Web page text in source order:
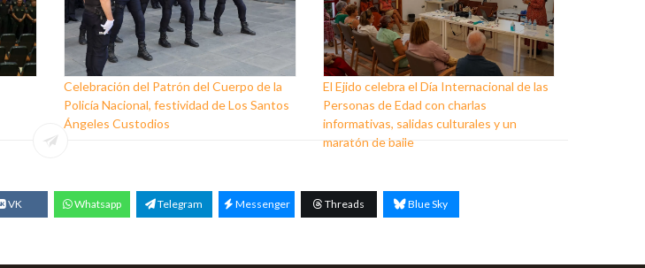
Celebración del Patrón del Cuerpo de la
Policía Nacional, festividad de Los Santos
Ángeles Custodios
El Ejido celebra el Día Internacional de las
Personas de Edad con charlas
informativas, salidas culturales y un
maratón de baile
VK Whatsapp Telegram Messenger Threads Blue Sky